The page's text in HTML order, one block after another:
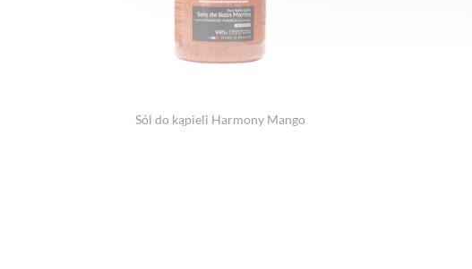
Sól do kąpieli Harmony Mango